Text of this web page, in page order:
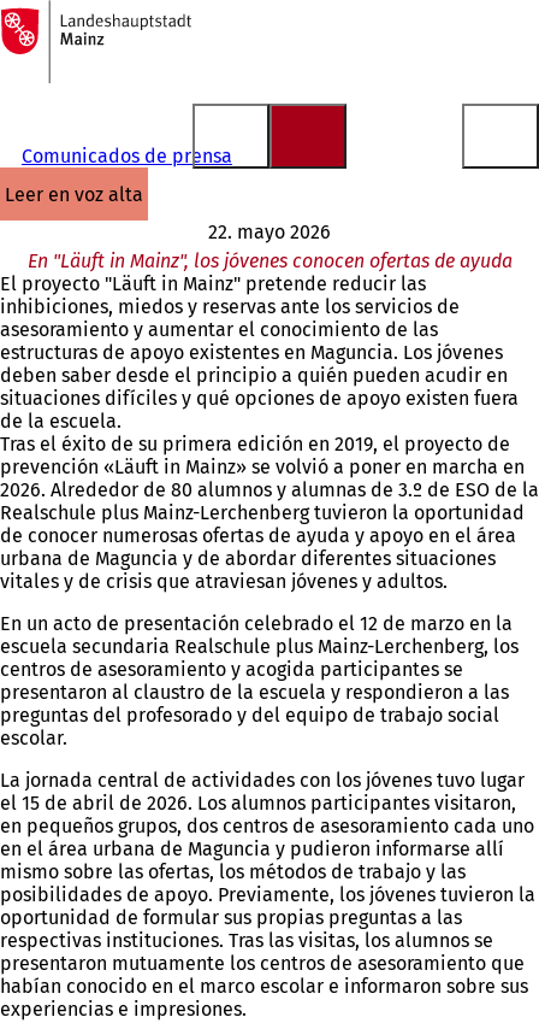
Saltar al contenido
A
la
página
Comunicados de prensa
leer en voz alta
22. mayo 2026
En "Läuft in Mainz", los jóvenes conocen ofertas de ayuda
El proyecto "Läuft in Mainz" pretende reducir las
inhibiciones, miedos y reservas ante los servicios de
asesoramiento y aumentar el conocimiento de las
estructuras de apoyo existentes en Maguncia. Los jóvenes
deben saber desde el principio a quién pueden acudir en
situaciones difíciles y qué opciones de apoyo existen fuera
de la escuela.
Tras el éxito de su primera edición en 2019, el proyecto de
prevención «Läuft in Mainz» se volvió a poner en marcha en
2026. Alrededor de 80 alumnos y alumnas de 3.º de ESO de la
Realschule plus Mainz-Lerchenberg tuvieron la oportunidad
de conocer numerosas ofertas de ayuda y apoyo en el área
urbana de Maguncia y de abordar diferentes situaciones
vitales y de crisis que atraviesan jóvenes y adultos.
En un acto de presentación celebrado el 12 de marzo en la
escuela secundaria Realschule plus Mainz-Lerchenberg, los
centros de asesoramiento y acogida participantes se
presentaron al claustro de la escuela y respondieron a las
preguntas del profesorado y del equipo de trabajo social
escolar.
La jornada central de actividades con los jóvenes tuvo lugar
el 15 de abril de 2026. Los alumnos participantes visitaron,
en pequeños grupos, dos centros de asesoramiento cada uno
en el área urbana de Maguncia y pudieron informarse allí
mismo sobre las ofertas, los métodos de trabajo y las
posibilidades de apoyo. Previamente, los jóvenes tuvieron la
oportunidad de formular sus propias preguntas a las
respectivas instituciones. Tras las visitas, los alumnos se
presentaron mutuamente los centros de asesoramiento que
habían conocido en el marco escolar e informaron sobre sus
experiencias e impresiones.